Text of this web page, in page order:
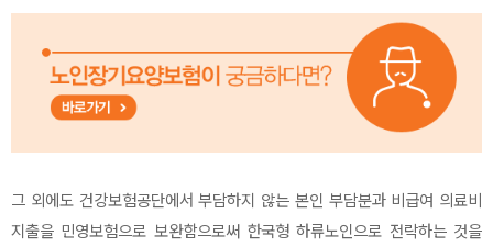
그 외에도 건강보험공단에서 부담하지 않는 본인 부담분과 비급여 의료비
지출을 민영보험으로 보완함으로써 한국형 하류노인으로 전락하는 것을